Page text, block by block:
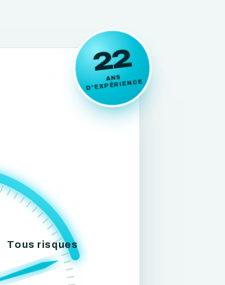
22
ANS
D'EXPÉRIENCE
Tous risques